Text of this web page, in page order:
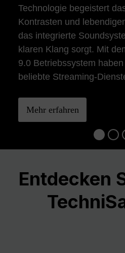
Technologie begeistert
Kontrasten und
das integrierte
klaren Klang sorgt. Mit
9.0 Betriebssystem
beliebte Streaming-
Mehr erfahren
Entdecken